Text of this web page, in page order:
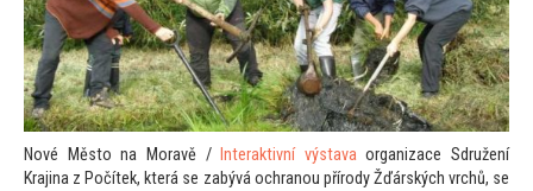
Nové Město na Moravě / Interaktivní výstavaorganizace Sdružení
Krajina z Počítek, která se zabývá ochranou přírody Žďárských vrchů, se